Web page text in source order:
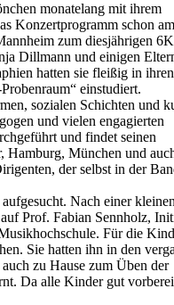
monatelang mit ihrem
Konzertprogramm schon
zum diesjährigen 6K
Dillmann und einigen
hatten sie fleißig in ihren
einstudiert.
sozialen Schichten und
und vielen engagierten
und findet seinen
Hamburg, München und
der selbst in der
Nach einer kleinen
Prof. Fabian Sennholz,
Für die
Sie hatten ihn in den
zu Hause zum Üben der
Da alle Kinder gut